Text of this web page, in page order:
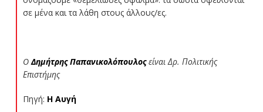
σε μένα και τα λάθη στους άλλους/ες.
O Δημήτρης Παπανικολόπουλοςείναι Δρ. Πολιτικής
Επιστήμης
Πηγή: Η Αυγή